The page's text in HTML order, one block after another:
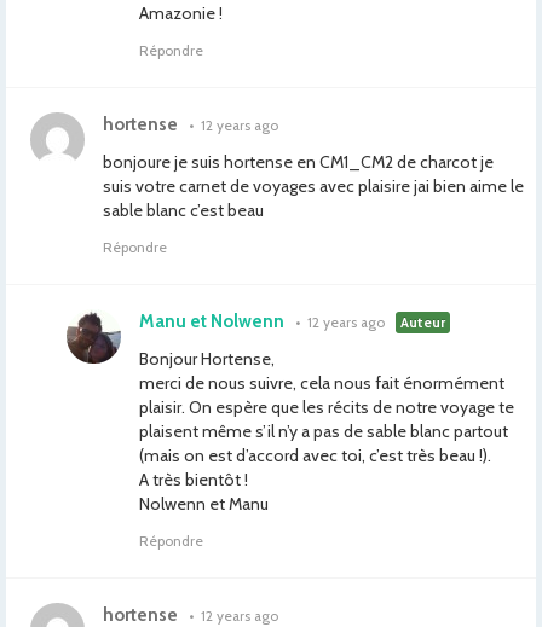
Amazonie !
Répondre
hortense • 12 years ago
bonjoure je suis hortense en CM1_CM2 de charcot je
suis votre carnet de voyages avec plaisire jai bien aime le
sable blanc c’est beau
Répondre
Manu et Nolwenn • 12 years ago Auteur
Bonjour Hortense,
merci de nous suivre, cela nous fait énormément
plaisir. On espère que les récits de notre voyage te
plaisent même s’il n’y a pas de sable blanc partout
(mais on est d’accord avec toi, c’est très beau !).
A très bientôt !
Nolwenn et Manu
Répondre
hortense • 12 years ago